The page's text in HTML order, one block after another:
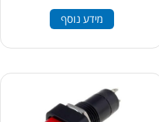
מידע נוסף